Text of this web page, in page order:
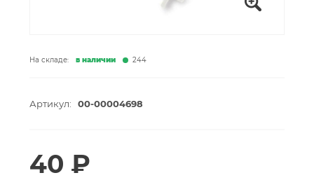
На складе: в наличии 244
Артикул: 00-00004698
40 ₽